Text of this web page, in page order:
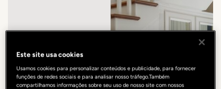
Este site usa cookies
Usamos cookies para personalizar conteúdos e publicidade, para fornecer
funções de redes sociais e para analisar nosso tráfego.Também
compartilhamos informações sobre seu uso de nosso site com nossos